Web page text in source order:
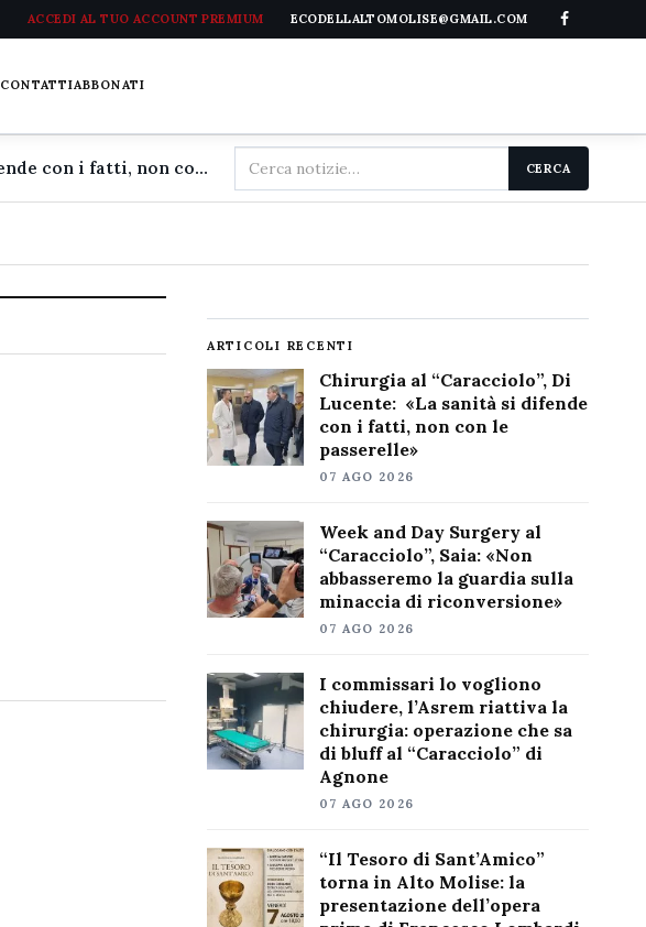
ACCEDI AL TUO ACCOUNT PREMIUM ECODELLALTOMOLISE@GMAIL.COM
CONTATTIABBONATI
Chirurgia al "Caracciolo", Di Lucente: «La sanità si difende con i fatti, non con le passerelle»
Cerca
nel
CERCA
ARTICOLI RECENTI
Chirurgia al “Caracciolo”, Di
Lucente: «La sanità si difende
con i fatti, non con le
passerelle»
07 AGO 2026
Week and Day Surgery al
“Caracciolo”, Saia: «Non
abbasseremo la guardia sulla
minaccia di riconversione»
07 AGO 2026
I commissari lo vogliono
chiudere, l’Asrem riattiva la
chirurgia: operazione che sa
di bluff al “Caracciolo” di
Agnone
07 AGO 2026
“Il Tesoro di Sant’Amico”
torna in Alto Molise: la
presentazione dell’opera